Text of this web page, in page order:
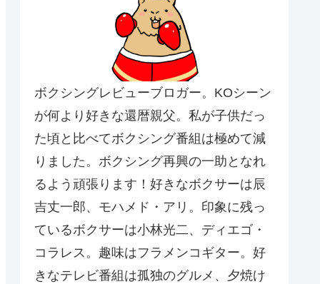
ボクシングレビューブロガー。KOシーン
が何より好きな還暦親父。私が子供だっ
た頃と比べてボクシング番組は極めて減
りました。ボクシング再興の一助となれ
るよう頑張ります！好きなボクサーは辰
吉丈一郎、モハメド・アリ。印象に残っ
ているボクサーは小林光二、ディエゴ・
コラレス。趣味はフラメンコギター。好
きなテレビ番組は孤独のグルメ、夕焼け